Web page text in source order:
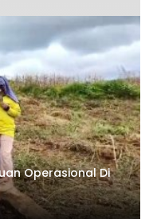
Operasional Di